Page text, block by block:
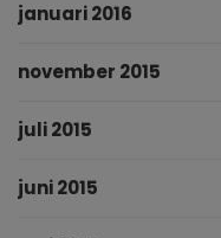
januari 2016
november 2015
juli 2015
juni 2015